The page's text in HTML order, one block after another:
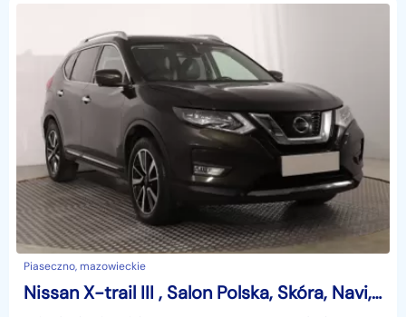
Piaseczno, mazowieckie
Nissan X-trail III , Salon Polska, Skóra, Navi, Klimatronic, Tempomat,